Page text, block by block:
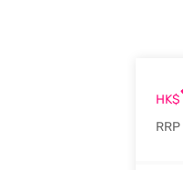
HK$
RRP